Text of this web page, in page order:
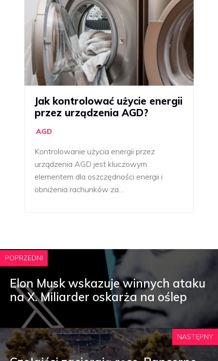
Jak kontrolować użycie energii
przez urządzenia AGD?
AGD
Kontrolowanie użycia energii przez
urządzenia AGD jest kluczowym
elementem dla oszczędności energii i
obniżenia rachunków za…
POPRZEDNI
Elon Musk wskazuje winnych ataku
na X. Miliarder oskarża na oślep
NASTĘPNY